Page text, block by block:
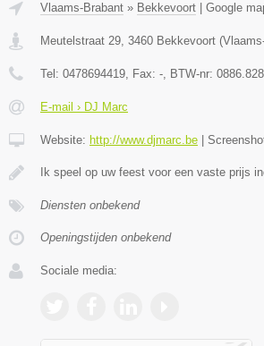
Vlaams-Brabant » Bekkevoort Google
Meutelstraat 29, 3460 Bekkevoort (
Tel: 0478694419, Fax: -, BTW-nr:
E-mail › DJ Marc
Website: http://www.djmarc.be
Ik speel op uw feest voor een vaste prijs
Diensten onbekend
Openingstijden onbekend
Sociale media: